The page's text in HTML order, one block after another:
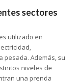
sectores
es utilizado en
pesada. Además, su
niveles de
una prenda